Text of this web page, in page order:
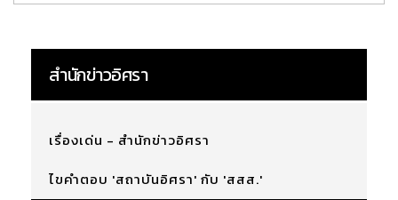
สำนักข่าวอิศรา
เรื่องเด่น - สำนักข่าวอิศรา
ไขคำตอบ 'สถาบันอิศรา' กับ 'สสส.'